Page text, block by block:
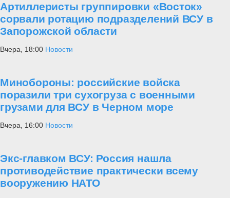
Артиллеристы группировки «Восток»
сорвали ротацию подразделений ВСУ в
Запорожской области
Вчера, 18:00 Новости
Минобороны: российские войска
поразили три сухогруза с военными
грузами для ВСУ в Черном море
Вчера, 16:00 Новости
Экс-главком ВСУ: Россия нашла
противодействие практически всему
вооружению НАТО